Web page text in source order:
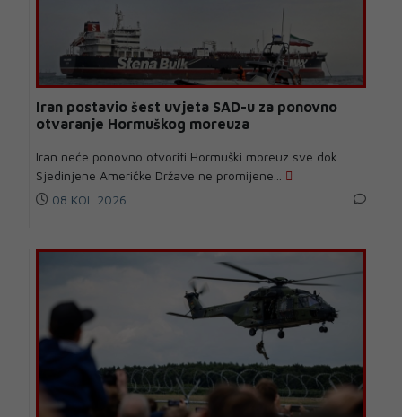
Iran postavio šest uvjeta SAD-u za ponovno
otvaranje Hormuškog moreuza
Iran neće ponovno otvoriti Hormuški moreuz sve dok
Sjedinjene Američke Države ne promijene...
08 KOL 2026